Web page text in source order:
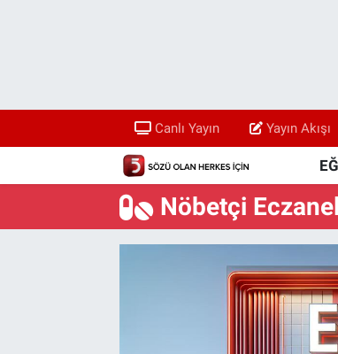
Canlı Yayın Yayın Akışı
Nöbetçi
Yayın Akışı
TV 5 Ekranı ve Arşiv